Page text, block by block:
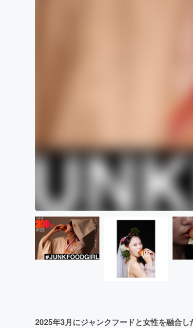
2025年3月にジャンクフードと女性を融合